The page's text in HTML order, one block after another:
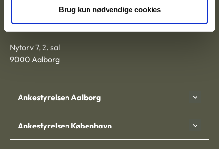
Brug kun nødvendige cookies
Ankestyrelsen
Postadresse:
Nytorv 7, 2. sal
9000 Aalborg
Ankestyrelsen Aalborg
Ankestyrelsen København